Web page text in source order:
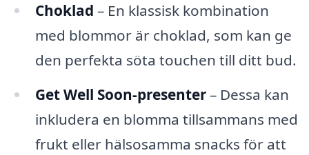
Choklad – En klassisk kombination
med blommor är choklad, som kan ge
den perfekta söta touchen till ditt bud.
Get Well Soon-presenter– Dessa kan
inkludera en blomma tillsammans med
frukt eller hälsosamma snacks för att